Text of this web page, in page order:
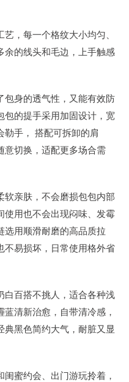
，每一个格纹大小均匀、
余的线头和毛边，上手触感
包身的透气性，又能有效防
包的提手采用加固设计，宽
勒手， 搭配可拆卸的肩
意切换，适配更多场合需
软亲肤，不会磨损包包内部
使用也不会出现闷味、发霉
选用顺滑耐磨的高品质拉
不易损坏，日常使用格外省
白百搭不挑人，适合各种浅
清新治愈，自带清冷感，
黑色简约大气，耐脏又显
蜜约会、出门游玩拎着，